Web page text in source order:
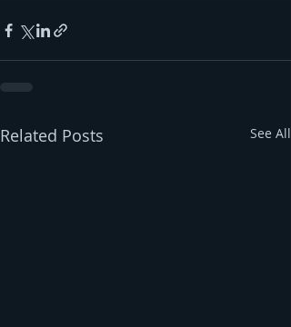
Related Posts See All